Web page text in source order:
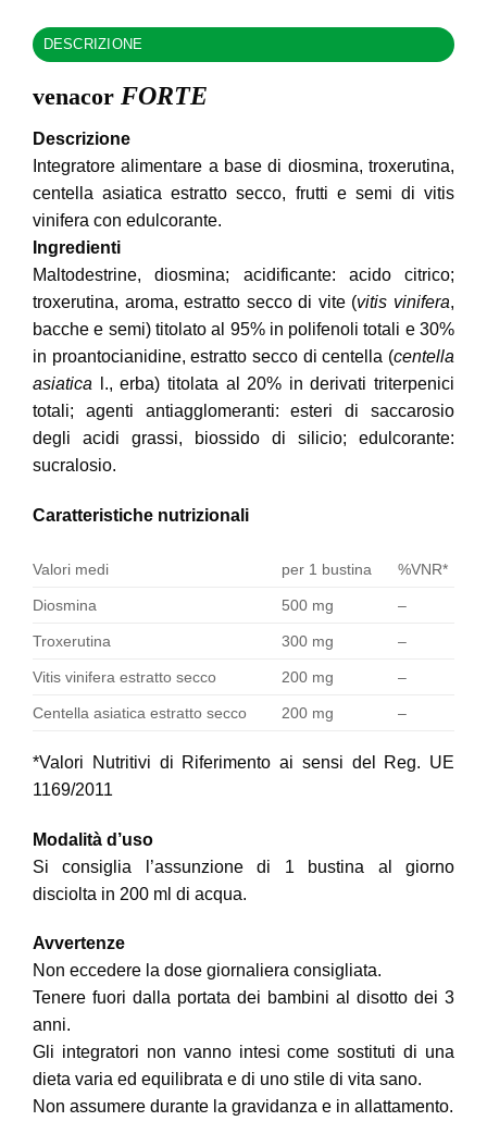
DESCRIZIONE
venacor FORTE
Descrizione
Integratore alimentare a base di diosmina, troxerutina,
centella asiatica estratto secco, frutti e semi di vitis
vinifera con edulcorante.
Ingredienti
Maltodestrine, diosmina; acidificante: acido citrico;
troxerutina, aroma, estratto secco di vite (vitis vinifera,
bacche e semi) titolato al 95% in polifenoli totali e 30%
in proantocianidine, estratto secco di centella (centella
asiatica l., erba) titolata al 20% in derivati triterpenici
totali; agenti antiagglomeranti: esteri di saccarosio
degli acidi grassi, biossido di silicio; edulcorante:
sucralosio.
Caratteristiche nutrizionali
Valori medi per 1 bustina %VNR*
Diosmina 500 mg –
Troxerutina 300 mg –
Vitis vinifera estratto secco 200 mg –
Centella asiatica estratto secco 200 mg –
*Valori Nutritivi di Riferimento ai sensi del Reg. UE
1169/2011
Modalità d’uso
Si consiglia l’assunzione di 1 bustina al giorno
disciolta in 200 ml di acqua.
Avvertenze
Non eccedere la dose giornaliera consigliata.
Tenere fuori dalla portata dei bambini al disotto dei 3
anni.
Gli integratori non vanno intesi come sostituti di una
dieta varia ed equilibrata e di uno stile di vita sano.
Non assumere durante la gravidanza e in allattamento.